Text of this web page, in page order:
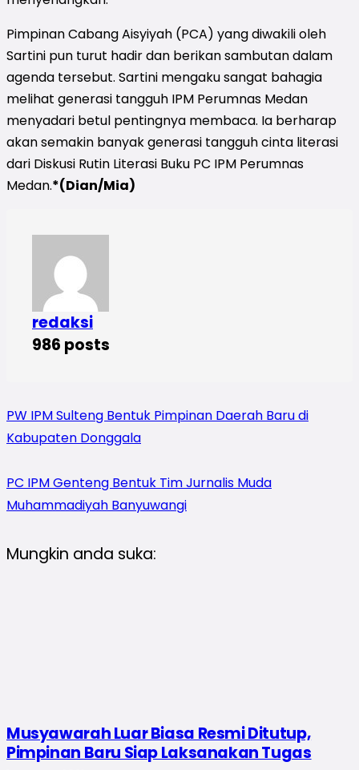
Pimpinan Cabang Aisyiyah (PCA) yang diwakili oleh
Sartini pun turut hadir dan berikan sambutan dalam
agenda tersebut. Sartini mengaku sangat bahagia
melihat generasi tangguh IPM Perumnas Medan
menyadari betul pentingnya membaca. Ia berharap
akan semakin banyak generasi tangguh cinta literasi
dari Diskusi Rutin Literasi Buku PC IPM Perumnas
Medan.*(Dian/Mia)
redaksi
986 posts
PW IPM Sulteng Bentuk Pimpinan Daerah Baru di
Kabupaten Donggala
PC IPM Genteng Bentuk Tim Jurnalis Muda
Muhammadiyah Banyuwangi
Mungkin anda suka:
Musyawarah Luar Biasa Resmi Ditutup,
Pimpinan Baru Siap Laksanakan Tugas